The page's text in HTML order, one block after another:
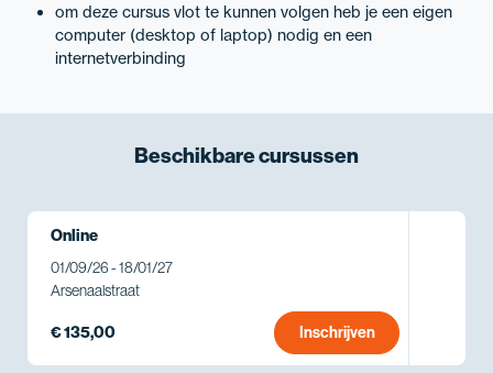
om deze cursus vlot te kunnen volgen heb je een eigen
computer (desktop of laptop) nodig en een
internetverbinding
Beschikbarecursussen
Online
01/09/26 - 18/01/27
Arsenaalstraat
€ 135,00 Inschrijven